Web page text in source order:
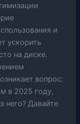
и
ускорить
на диске.
вопрос:
в 2025 году,
него? Давайте